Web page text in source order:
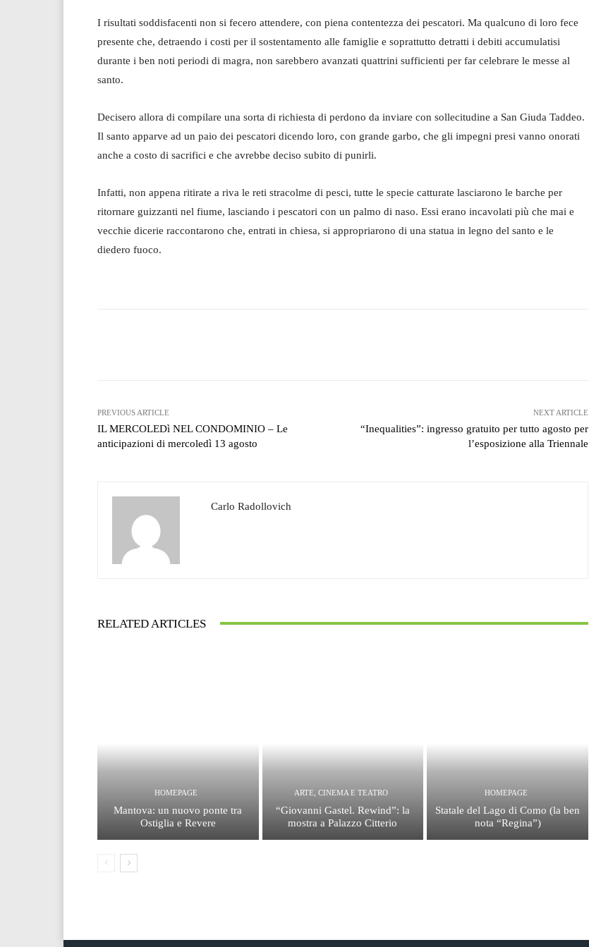
I risultati soddisfacenti non si fecero attendere, con piena contentezza dei pescatori. Ma qualcuno di loro fece
presente che, detraendo i costi per il sostentamento alle famiglie e soprattutto detratti i debiti accumulatisi
durante i ben noti periodi di magra, non sarebbero avanzati quattrini sufficienti per far celebrare le messe al
santo.
Decisero allora di compilare una sorta di richiesta di perdono da inviare con sollecitudine a San Giuda Taddeo.
Il santo apparve ad un paio dei pescatori dicendo loro, con grande garbo, che gli impegni presi vanno onorati
anche a costo di sacrifici e che avrebbe deciso subito di punirli.
Infatti, non appena ritirate a riva le reti stracolme di pesci, tutte le specie catturate lasciarono le barche per
ritornare guizzanti nel fiume, lasciando i pescatori con un palmo di naso. Essi erano incavolati più che mai e
vecchie dicerie raccontarono che, entrati in chiesa, si appropriarono di una statua in legno del santo e le
diedero fuoco.
PREVIOUS ARTICLE
IL MERCOLEDì NEL CONDOMINIO – Le
anticipazioni di mercoledì 13 agosto
NEXT ARTICLE
“Inequalities”: ingresso gratuito per tutto agosto per
l’esposizione alla Triennale
Carlo Radollovich
RELATED ARTICLES
HOMEPAGE
Mantova: un nuovo ponte tra
Ostiglia e Revere
ARTE, CINEMA E TEATRO
“Giovanni Gastel. Rewind”: la
mostra a Palazzo Citterio
HOMEPAGE
Statale del Lago di Como (la ben
nota “Regina”)